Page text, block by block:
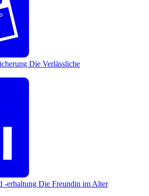
Die Verlässliche
-erhaltung Die Freundin im Alter